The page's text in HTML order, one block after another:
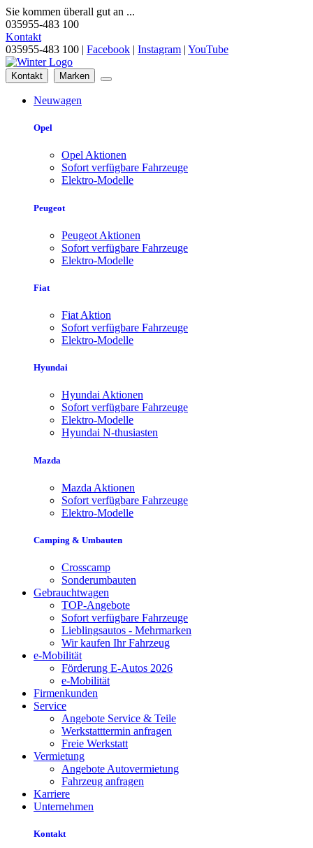
Sie kommen überall gut an ...
035955-483 100
Kontakt
035955-483 100 | Facebook | Instagram | YouTube
Kontakt Marken
Neuwagen
Opel
Opel Aktionen
Sofort verfügbare Fahrzeuge
Elektro-Modelle
Peugeot
Peugeot Aktionen
Sofort verfügbare Fahrzeuge
Elektro-Modelle
Fiat
Fiat Aktion
Sofort verfügbare Fahrzeuge
Elektro-Modelle
Hyundai
Hyundai Aktionen
Sofort verfügbare Fahrzeuge
Elektro-Modelle
Hyundai N-thusiasten
Mazda
Mazda Aktionen
Sofort verfügbare Fahrzeuge
Elektro-Modelle
Camping & Umbauten
Crosscamp
Sonderumbauten
Gebrauchtwagen
TOP-Angebote
Sofort verfügbare Fahrzeuge
Lieblingsautos - Mehrmarken
Wir kaufen Ihr Fahrzeug
e-Mobilität
Förderung E-Autos 2026
e-Mobilität
Firmenkunden
Service
Angebote Service & Teile
Werkstatttermin anfragen
Freie Werkstatt
Vermietung
Angebote Autovermietung
Fahrzeug anfragen
Karriere
Unternehmen
Kontakt